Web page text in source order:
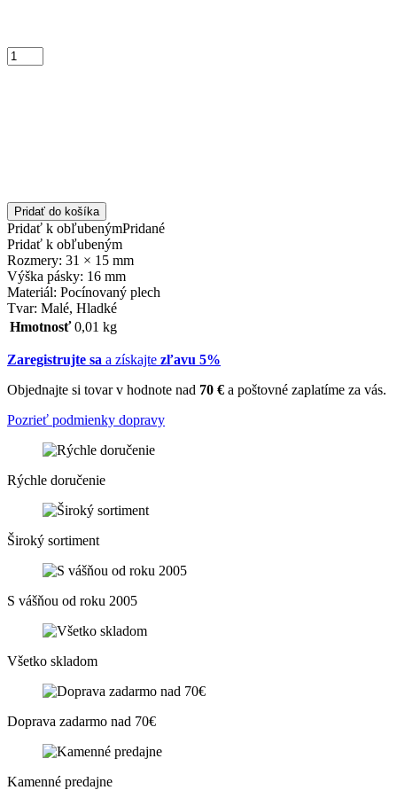
Pridať do košíka
Pridať k obľubenýmPridané
Pridať k obľubeným
Rozmery: 31 × 15 mm
Výška pásky: 16 mm
Materiál: Pocínovaný plech
Tvar: Malé, Hladké
Hmotnosť 0,01 kg
Zaregistrujte sa a získajte zľavu 5%
Objednajte si tovar v hodnote nad 70 € a poštovné zaplatíme za vás.
Pozrieť podmienky dopravy
Rýchle doručenie
Široký sortiment
S vášňou od roku 2005
Všetko skladom
Doprava zadarmo nad 70€
Kamenné predajne